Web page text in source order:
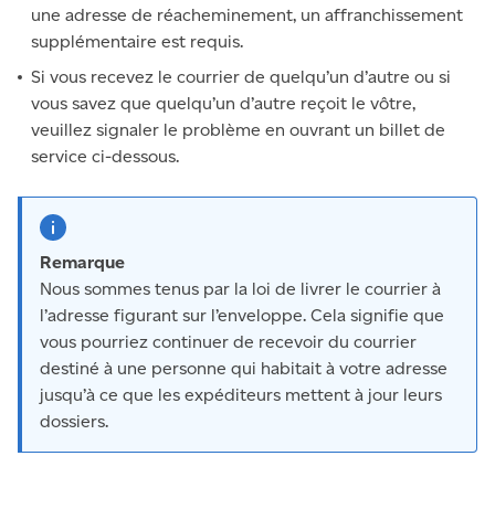
une adresse de réacheminement, un affranchissement
supplémentaire est requis.
Si vous recevez le courrier de quelqu’un d’autre ou si
vous savez que quelqu’un d’autre reçoit le vôtre,
veuillez signaler le problème en ouvrant un billet de
service ci-dessous.
Remarque
Nous sommes tenus par la loi de livrer le courrier à
l’adresse figurant sur l’enveloppe. Cela signifie que
vous pourriez continuer de recevoir du courrier
destiné à une personne qui habitait à votre adresse
jusqu’à ce que les expéditeurs mettent à jour leurs
dossiers.